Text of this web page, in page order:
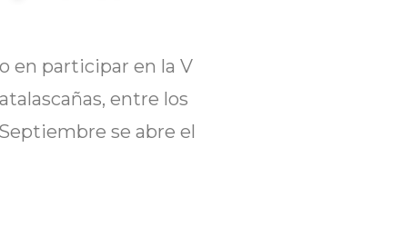
en participar en la V
entre los
se abre el